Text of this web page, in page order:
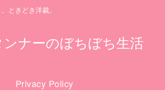
ときどき洋裁。
ナーのぼちぼち生活
Privacy Policy